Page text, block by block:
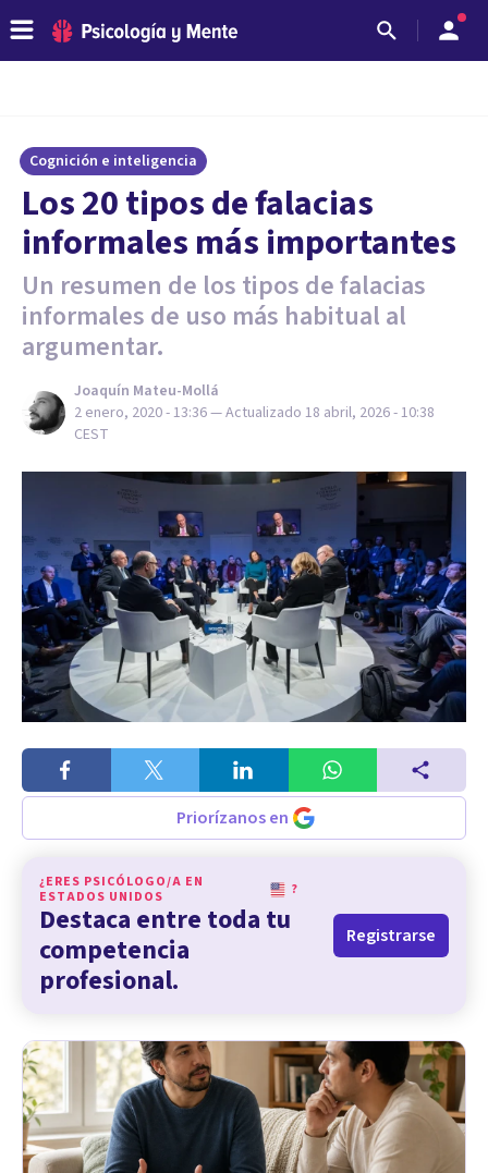
Cognición e inteligencia
Los 20 tipos de falacias
informales más importantes
Un resumen de los tipos de falacias
informales de uso más habitual al
argumentar.
Joaquín Mateu-Mollá
2 enero, 2020 - 13:36— Actualizado 18 abril, 2026 - 10:38
CEST
Priorízanos en
¿ERES PSICÓLOGO/A EN
ESTADOS UNIDOS
?
Destaca entre toda tu
competencia
profesional.
Registrarse